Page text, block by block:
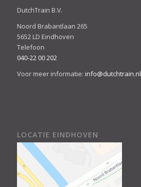
DutchTrain B.V.
Noord Brabantlaan 265
5652 LD Eindhoven
Telefoon
040-22 00 202
Voor meer informatie: info@dutchtrain.nl
LOCATIE EINDHOVEN